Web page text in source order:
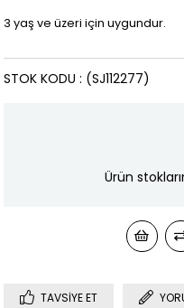
3 yaş ve üzeri için uygundur.
(SJ112277)
STOK KODU
Ürün
TAVSIYE ET